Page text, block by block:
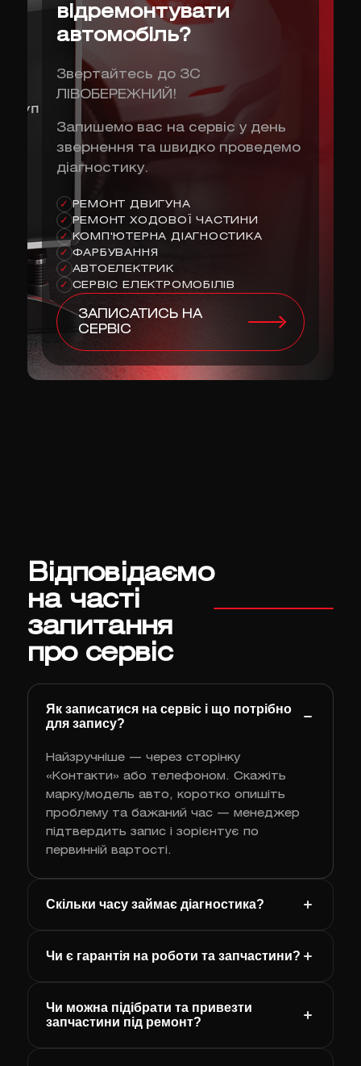
відремонтувати
автомобіль?
Звертайтесь до ЗС
ЛІВОБЕРЕЖНИЙ!
Запишемо вас на сервіс у день
звернення та швидко проведемо
діагностику.
✓ РЕМОНТ ДВИГУНА
✓ РЕМОНТ ХОДОВОЇ ЧАСТИНИ
✓ КОМП'ЮТЕРНА ДІАГНОСТИКА
✓ ФАРБУВАННЯ
✓ АВТОЕЛЕКТРИК
✓ СЕРВІС ЕЛЕКТРОМОБІЛІВ
ЗАПИСАТИСЬ НА
СЕРВІС
Відповідаємо
на часті
запитання
про сервіс
Як записатися на сервіс і що потрібно
для запису?
Найзручніше — через сторінку
«Контакти» або телефоном. Скажіть
марку/модель авто, коротко опишіть
проблему та бажаний час — менеджер
підтвердить запис і зорієнтує по
первинній вартості.
Скільки часу займає діагностика?
Чи є гарантія на роботи та запчастини?
Чи можна підібрати та привезти
запчастини під ремонт?